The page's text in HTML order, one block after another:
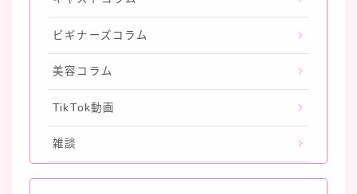
ビギナーズコラム
美容コラム
TikTok動画
雑談